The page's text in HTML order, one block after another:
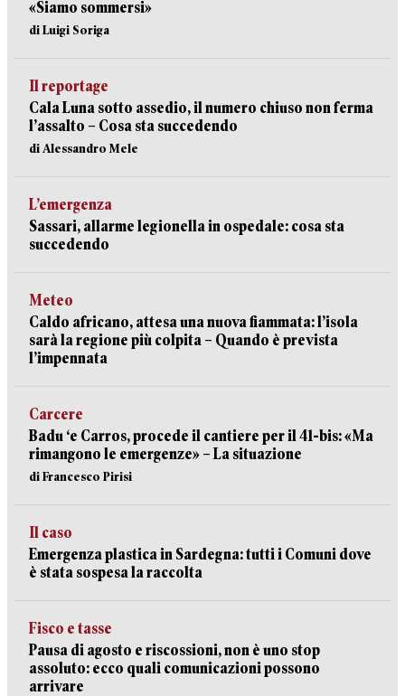
«Siamo sommersi»
di Luigi Soriga
Il reportage
Cala Luna sotto assedio, il numero chiuso non ferma
l’assalto – Cosa sta succedendo
di Alessandro Mele
L’emergenza
Sassari, allarme legionella in ospedale: cosa sta
succedendo
Meteo
Caldo africano, attesa una nuova fiammata: l’isola
sarà la regione più colpita – Quando è prevista
l’impennata
Carcere
Badu ‘e Carros, procede il cantiere per il 41-bis: «Ma
rimangono le emergenze» – La situazione
di Francesco Pirisi
Il caso
Emergenza plastica in Sardegna: tutti i Comuni dove
è stata sospesa la raccolta
Fisco e tasse
Pausa di agosto e riscossioni, non è uno stop
assoluto: ecco quali comunicazioni possono
arrivare